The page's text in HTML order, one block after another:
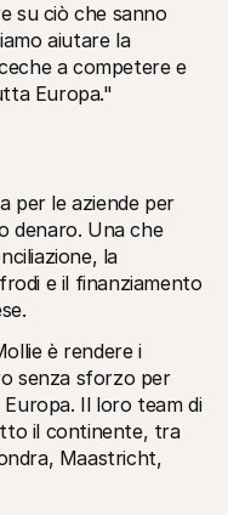
su ciò che sanno
aiutare la
a competere e
Europa."
per le aziende per
denaro. Una che
la
e il finanziamento
è rendere i
senza sforzo per
Il loro team di
il continente, tra
Maastricht,